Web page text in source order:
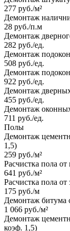
277 руб./м²
Демонтаж
28 руб./п.м
Демонтаж
282 руб./ед.
Демонтаж
508 руб./ед.
Демонтаж
922 руб./ед.
Демонтаж
455 руб./ед.
Демонтаж
711 руб./ед.
Полы
Демонтаж
1,5)
259 руб./м²
Расчистка пола от
641 руб./м²
Расчистка пола
175 руб./м
Демонтаж битума
1 066 руб./м²
Демонтаж
коэф. 1,5)